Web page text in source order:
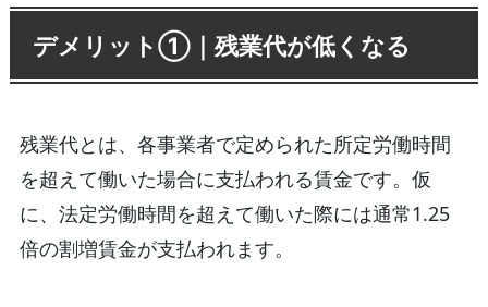
デメリット①｜残業代が低くなる
残業代とは、各事業者で定められた所定労働時間
を超えて働いた場合に支払われる賃金です。仮
に、法定労働時間を超えて働いた際には通常1.25
倍の割増賃金が支払われます。